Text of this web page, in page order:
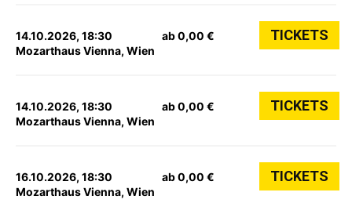
14.10.2026, 18:30
Mozarthaus Vienna, Wien
ab 0,00 € TICKETS
14.10.2026, 18:30
Mozarthaus Vienna, Wien
ab 0,00 € TICKETS
16.10.2026, 18:30
Mozarthaus Vienna, Wien
ab 0,00 € TICKETS